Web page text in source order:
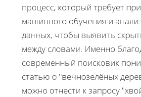
процесс, который требует
машинного обучения и
данных, чтобы выявить
между словами. Именно
современный поисковик
статью о "вечнозелёных
можно отнести к запросу